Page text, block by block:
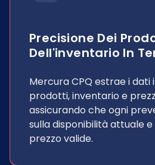
Precisione Dei
Dell'inventario In
Mercura CPQ estrae i
prodotti, inventario e
assicurando che ogni
sulla disponibilità attuale e
prezzo valide.